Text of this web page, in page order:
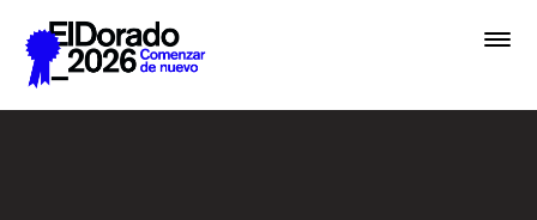
Saltar al contenido principal